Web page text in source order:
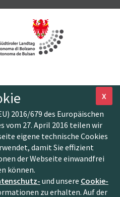
X
2016/679 des Europäischen
vom 27. April 2016 teilen wir
eigene technische Cookies
damit Sie effizient
der Webseite einwandfrei
können.
und unsere Cookie-
zu erhalten. Auf der